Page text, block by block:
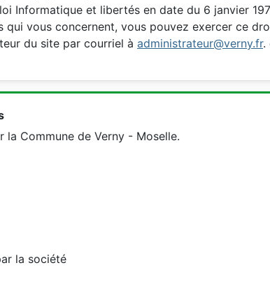
Informatique et libertés en date du 6 janvier
qui vous concernent, vous pouvez exercer ce
du site par courriel à administrateur@verny.fr.
la Commune de Verny - Moselle.
la société